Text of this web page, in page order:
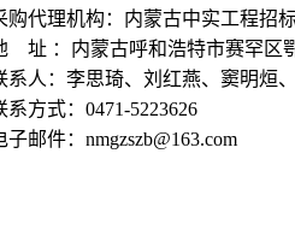
购代理机构：内蒙古中实工程招
址 ：内蒙古呼和浩特市赛罕区
系人：李思琦、刘红燕、窦明烜
系方式：0471-5223626
子邮件：nmgzszb@163.com